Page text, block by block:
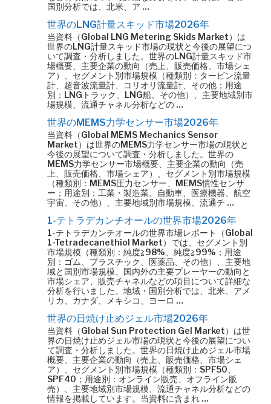
国別分析では、北米、ア …
世界のLNG計量スキッド市場2026年
当資料（Global LNG Metering Skids Market）は
世界のLNG計量スキッド市場の現状と今後の展望につ
いて調査・分析しました。世界のLNG計量スキッド市
場概要、主要企業の動向（売上、販売価格、市場シェ
ア）、セグメント別市場規模（種類別：タービン流量
計、超音波流量計、コリオリ流量計、その他；用途
別：LNGトラック、LNG船、その他）、主要地域別市
場規模、流通チャネル分析などの …
世界のMEMS力学センサー市場2026年
当資料（Global MEMS Mechanics Sensor
Market）は世界のMEMS力学センサー市場の現状と
今後の展望について調査・分析しました。世界の
MEMS力学センサー市場概要、主要企業の動向（売
上、販売価格、市場シェア）、セグメント別市場規模
（種類別：MEMS圧力センサー、MEMS慣性センサ
ー；用途別：工業・製造業、自動車、医療機器、航空
宇宙、その他）、主要地域別市場規模、流通チ …
1-テトラデカンチオールの世界市場2026年
1-テトラデカンチオールの世界市場レポート（Global
1-Tetradecanethiol Market）では、セグメント別
市場規模（種類別：純度≧98%、純度≧99%；用途
別：ゴム、プラスチック、医薬品、その他）、主要地
域と国別市場規模、国内外の主要プレーヤーの動向と
市場シェア、販売チャネルなどの項目について詳細な
分析を行いました。地域・国別分析では、北米、アメ
リカ、カナダ、メキシコ、ヨーロ …
世界の日焼け止めジェル市場2026年
当資料（Global Sun Protection Gel Market）は世
界の日焼け止めジェル市場の現状と今後の展望につい
て調査・分析しました。世界の日焼け止めジェル市場
概要、主要企業の動向（売上、販売価格、市場シェ
ア）、セグメント別市場規模（種類別：SPF50、
SPF40；用途別：オンライン販売、オフライン販
売）、主要地域別市場規模、流通チャネル分析などの
情報を掲載しています。当資料に含まれ …